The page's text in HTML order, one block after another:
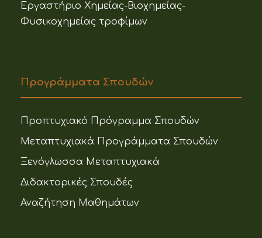
Εργαστήριο Χημείας-Βιοχημείας-
Φυσικοχημείας τροφίμων
Προγράμματα Σπουδών
Προπτυχιακό Πρόγραμμα Σπουδών
Μεταπτυχιακά Προγράμματα Σπουδών
Ξενόγλωσσα Μεταπτυχιακά
Διδακτορικές Σπουδές
Αναζήτηση Μαθημάτων